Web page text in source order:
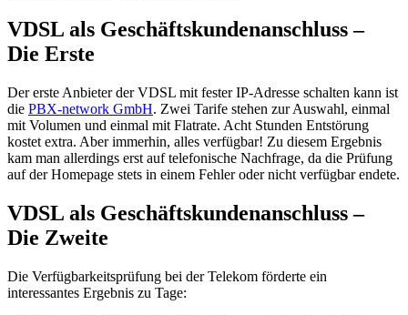
VDSL als Geschäftskundenanschluss –
Die Erste
Der erste Anbieter der VDSL mit fester IP-Adresse schalten kann ist
die PBX-network GmbH. Zwei Tarife stehen zur Auswahl, einmal
mit Volumen und einmal mit Flatrate. Acht Stunden Entstörung
kostet extra. Aber immerhin, alles verfügbar! Zu diesem Ergebnis
kam man allerdings erst auf telefonische Nachfrage, da die Prüfung
auf der Homepage stets in einem Fehler oder nicht verfügbar endete.
VDSL als Geschäftskundenanschluss –
Die Zweite
Die Verfügbarkeitsprüfung bei der Telekom förderte ein
interessantes Ergebnis zu Tage: